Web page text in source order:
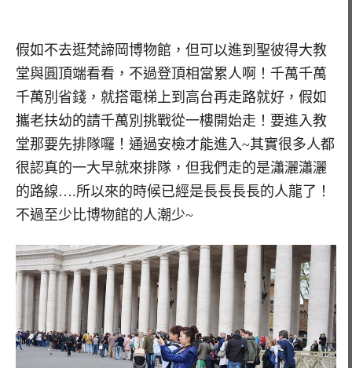
假如不去逛梵諦岡博物館，但可以進到聖彼得大教
堂與圓頂端看看，不過登頂相當累人啊！千萬千萬
千萬別省錢，就搭電梯上到高台再走路就好，假如
攜老扶幼的請千萬別挑戰從一樓開始走！要進入教
堂那要先排隊囉！通過安檢才能進入~其實很多人都
很認真的一大早就來排隊，但我們走的是瀟灑瀟灑
的路線….所以來的時候已經是長長長長的人龍了！
不過至少比博物館的人潮少~